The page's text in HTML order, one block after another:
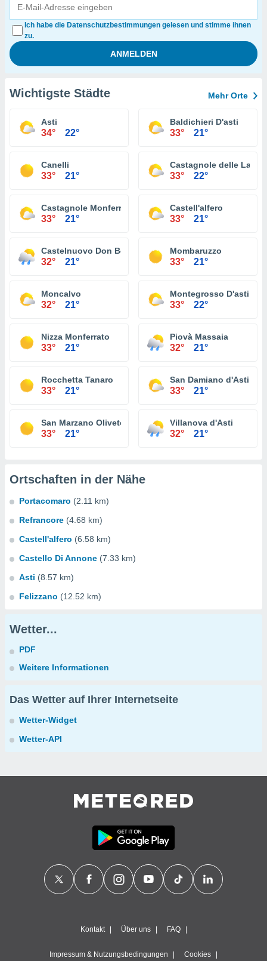
Ich habe die Datenschutzbestimmungen gelesen und stimme ihnen
zu.
Wichtigste Städte Mehr Orte
Asti
34° 22°
Baldichieri D'asti
33° 21°
Canelli
33° 21°
Castagnole delle Lanze
33° 22°
Castagnole Monferrato
33° 21°
Castell'alfero
33° 21°
Castelnuovo Don Bosco
32° 21°
Mombaruzzo
33° 21°
Moncalvo
32° 21°
Montegrosso D'asti
33° 22°
Nizza Monferrato
33° 21°
Piovà Massaia
32° 21°
Rocchetta Tanaro
33° 21°
San Damiano d'Asti
33° 21°
San Marzano Oliveto
33° 21°
Villanova d'Asti
32° 21°
Ortschaften in der Nähe
Portacomaro (2.11 km)
Refrancore (4.68 km)
Castell'alfero (6.58 km)
Castello Di Annone (7.33 km)
Asti (8.57 km)
Felizzano (12.52 km)
Wetter...
PDF
Weitere Informationen
Das Wetter auf Ihrer Internetseite
Wetter-Widget
Wetter-API
Kontakt Über uns FAQ
Impressum & Nutzungsbedingungen Cookies